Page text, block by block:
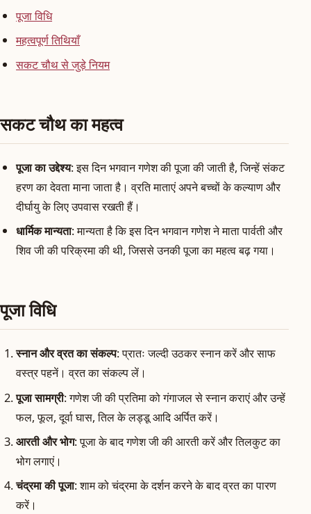
पूजा विधि
महत्वपूर्ण तिथियाँ
सकट चौथ से जुड़े नियम
सकट चौथ का महत्व
पूजा का उद्देश्य: इस दिन भगवान गणेश की पूजा की जाती है, जिन्हें संकट
हरण का देवता माना जाता है। व्रति माताएं अपने बच्चों के कल्याण और
दीर्घायु के लिए उपवास रखती हैं।
धार्मिक मान्यता: मान्यता है कि इस दिन भगवान गणेश ने माता पार्वती और
शिव जी की परिक्रमा की थी, जिससे उनकी पूजा का महत्व बढ़ गया।
पूजा विधि
स्नान और व्रत का संकल्प: प्रातः जल्दी उठकर स्नान करें और साफ
वस्त्र पहनें। व्रत का संकल्प लें।
पूजा सामग्री: गणेश जी की प्रतिमा को गंगाजल से स्नान कराएं और उन्हें
फल, फूल, दूर्वा घास, तिल के लड्डू आदि अर्पित करें।
आरती और भोग: पूजा के बाद गणेश जी की आरती करें और तिलकुट का
भोग लगाएं।
चंद्रमा की पूजा: शाम को चंद्रमा के दर्शन करने के बाद व्रत का पारण
करें।